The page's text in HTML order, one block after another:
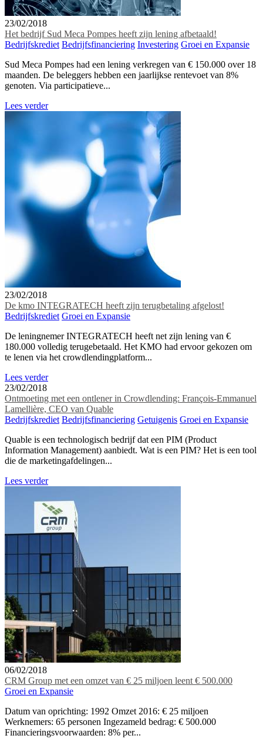
23/02/2018
Het bedrijf Sud Meca Pompes heeft zijn lening afbetaald!
Bedrijfskrediet Bedrijfsfinanciering Investering Groei en Expansie
Sud Meca Pompes had een lening verkregen van € 150.000 over 18
maanden. De beleggers hebben een jaarlijkse rentevoet van 8%
genoten. Via participatieve...
Lees verder
23/02/2018
De kmo INTEGRATECH heeft zijn terugbetaling afgelost!
Bedrijfskrediet Groei en Expansie
De leningnemer INTEGRATECH heeft net zijn lening van €
180.000 volledig terugebetaald. Het KMO had ervoor gekozen om
te lenen via het crowdlendingplatform...
Lees verder
23/02/2018
Ontmoeting met een ontlener in Crowdlending: François-Emmanuel
Lamellière, CEO van Quable
Bedrijfskrediet Bedrijfsfinanciering Getuigenis Groei en Expansie
Quable is een technologisch bedrijf dat een PIM (Product
Information Management) aanbiedt. Wat is een PIM? Het is een tool
die de marketingafdelingen...
Lees verder
06/02/2018
CRM Group met een omzet van € 25 miljoen leent € 500.000
Groei en Expansie
Datum van oprichting: 1992 Omzet 2016: € 25 miljoen
Werknemers: 65 personen Ingezameld bedrag: € 500.000
Financieringsvoorwaarden: 8% per...